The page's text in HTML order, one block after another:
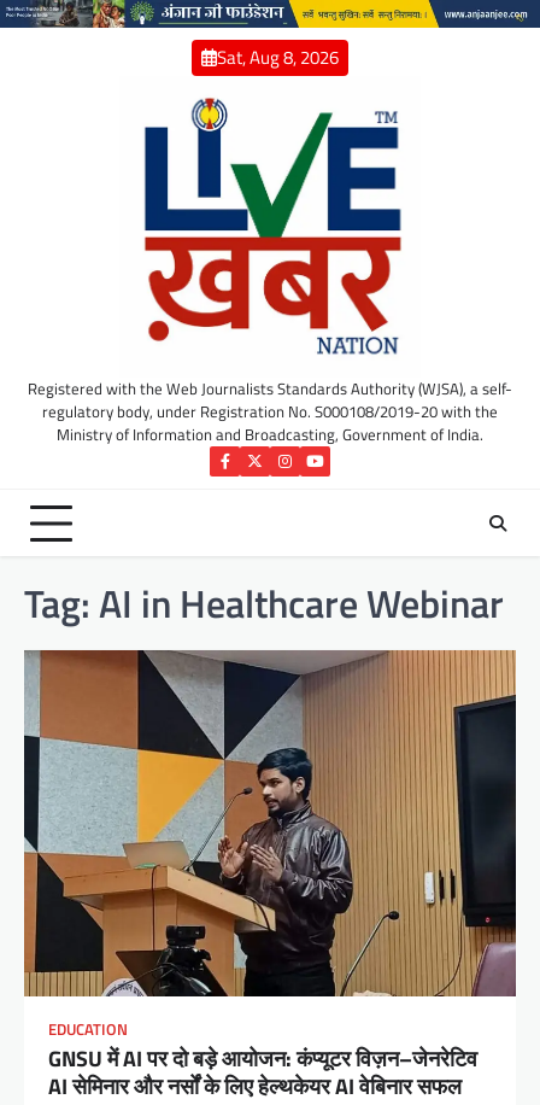
Skip
Sat, Aug 8, 2026
Registered with the Web Journalists Standards Authority (WJSA), a self-
regulatory body, under Registration No. S000108/2019-20 with the
Ministry of Information and Broadcasting, Government of India.
Facebook
TwitterInstagram
YouTube
Tag:AI in Healthcare Webinar
EDUCATION
GNSU में AI पर दो बड़े आयोजन: कंप्यूटर विज़न–जेनरेटिव
AI सेमिनार और नर्सों के लिए हेल्थकेयर AI वेबिनार सफल